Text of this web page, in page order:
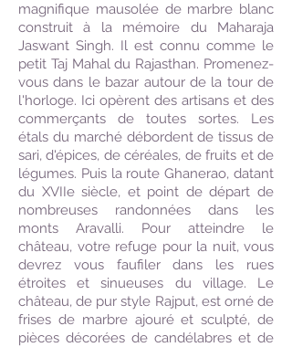
magnifique mausolée de marbre blanc
construit à la mémoire du Maharaja
Jaswant Singh. Il est connu comme le
petit Taj Mahal du Rajasthan. Promenez-
vous dans le bazar autour de la tour de
l'horloge. Ici opèrent des artisans et des
commerçants de toutes sortes. Les
étals du marché débordent de tissus de
sari, d'épices, de céréales, de fruits et de
légumes. Puis la route Ghanerao, datant
du XVIIe siècle, et point de départ de
nombreuses randonnées dans les
monts Aravalli. Pour atteindre le
château, votre refuge pour la nuit, vous
devrez vous faufiler dans les rues
étroites et sinueuses du village. Le
château, de pur style Rajput, est orné de
frises de marbre ajouré et sculpté, de
pièces décorées de candélabres et de